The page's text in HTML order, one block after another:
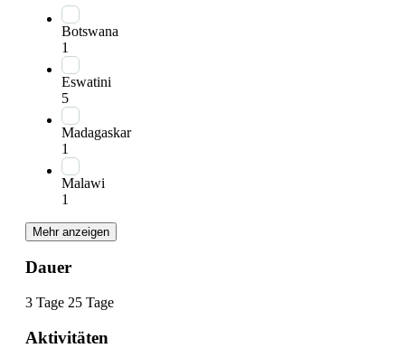
Botswana
1
Eswatini
5
Madagaskar
1
Malawi
1
Mehr anzeigen
Dauer
3 Tage 25 Tage
Aktivitäten